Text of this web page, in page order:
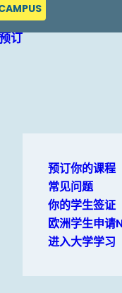
订
预订你的课程
常见问题
你的学生签证
欧洲学生申请
进入大学学习